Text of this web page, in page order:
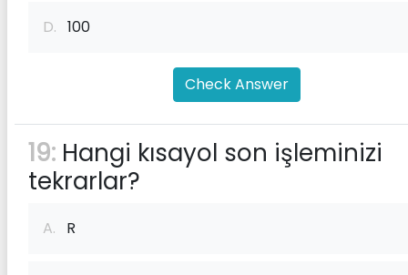
D. 100
Check Answer
19: Hangi kısayol son işleminizi
tekrarlar?
A. R